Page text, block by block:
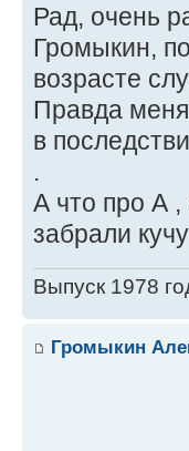
Рад, очень
Громыкин,
возрасте
Правда меня
в
.
А что про А ,
забрали
Выпуск 1978
Громыкин